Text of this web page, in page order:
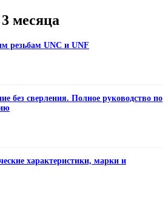
месяца
резьбам UNC и UNF
без сверления. Полное руководство по
характеристики, марки и